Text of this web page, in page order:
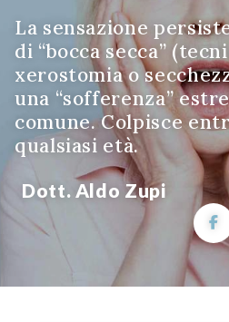
La sensazione
di “bocca secca”
xerostomia o
una “sofferenza”
comune. Colpisce
qualsiasi età.
Dott. Aldo Zupi